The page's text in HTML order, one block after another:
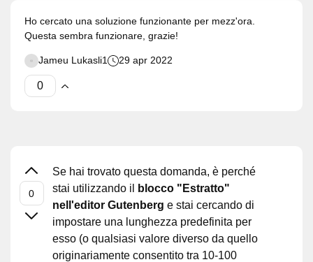
Ho cercato una soluzione funzionante per mezz'ora.
Questa sembra funzionare, grazie!
Jameu Lukasli1 29 apr 2022
Se hai trovato questa domanda, è perché
stai utilizzando il
blocco "Estratto"
nell'editor Gutenberg e stai cercando di
impostare una lunghezza predefinita per
esso (o qualsiasi valore diverso da quello
originariamente consentito tra 10-100